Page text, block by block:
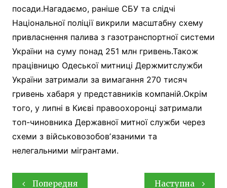
посади.Нагадаємо, раніше СБУ та слідчі
Національної поліції викрили масштабну схему
привласнення палива з газотранспортної системи
України на суму понад 251 млн гривень.Також
працівницю Одеської митниці Держмитслужби
України затримали за вимагання 270 тисяч
гривень хабаря у представників компаній.Окрім
того, у липні в Києві правоохоронці затримали
топ-чиновника Державної митної служби через
схеми з військовозобовʼязаними та
нелегальними мігрантами.
Навігація
Попередня Наступна